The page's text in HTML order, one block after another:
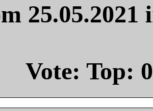
Vote: Top: 0